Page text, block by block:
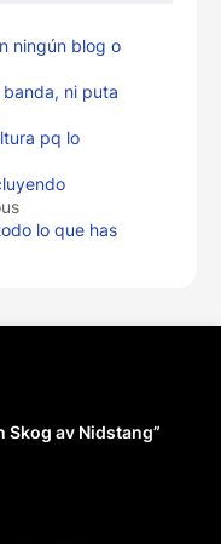
ningún blog o
ni puta
pq lo
lo que has
Skog av Nidstang”